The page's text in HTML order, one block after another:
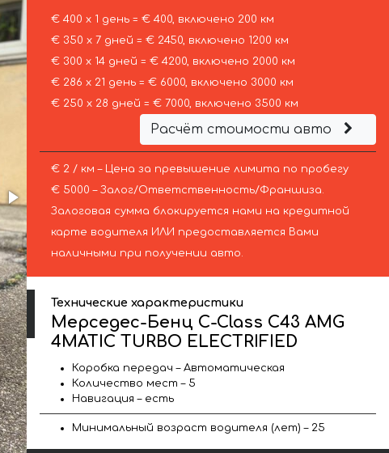
€ 400 х 1 день = € 400, включено 200 км
€ 350 х 7 дней = € 2450, включено 1200 км
€ 300 х 14 дней = € 4200, включено 2000 км
€ 286 х 21 день = € 6000, включено 3000 км
€ 250 х 28 дней = € 7000, включено 3500 км
Расчёт стоимости авто
€ 2 / км – Цена за превышение лимита по пробегу
€ 5000 – Залог/Ответственность/Франшиза.
Залоговая сумма блокируется нами на кредитной
карте водителя ИЛИ предоставляется Вами
наличными при получении авто.
Технические характеристики
Мерседес-Бенц C-Class C43 AMG
4MATIC TURBO ELECTRIFIED
Коробка передач – Автоматическая
Количество мест – 5
Навигация – есть
Минимальный возраст водителя (лет) – 25